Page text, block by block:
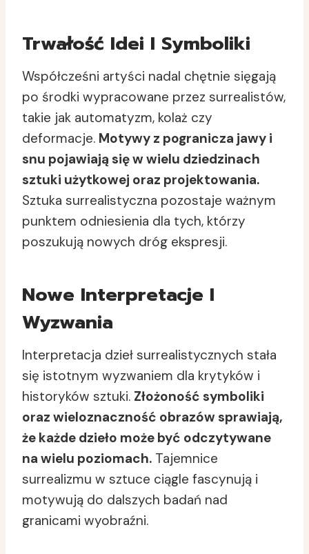
Trwałość Idei I Symboliki
Współcześni artyści nadal chętnie sięgają
po środki wypracowane przez surrealistów,
takie jak automatyzm, kolaż czy
deformacje. Motywy z pogranicza jawy i
snu pojawiają się w wielu dziedzinach
sztuki użytkowej oraz projektowania.
Sztuka surrealistyczna pozostaje ważnym
punktem odniesienia dla tych, którzy
poszukują nowych dróg ekspresji.
Nowe Interpretacje I
Wyzwania
Interpretacja dzieł surrealistycznych stała
się istotnym wyzwaniem dla krytyków i
historyków sztuki. Złożoność symboliki
oraz wieloznaczność obrazów sprawiają,
że każde dzieło może być odczytywane
na wielu poziomach. Tajemnice
surrealizmu w sztuce ciągle fascynują i
motywują do dalszych badań nad
granicami wyobraźni.